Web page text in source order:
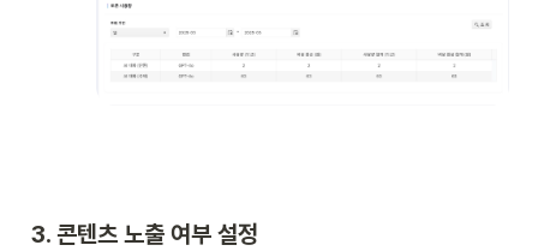
3. 콘텐츠 노출 여부 설정